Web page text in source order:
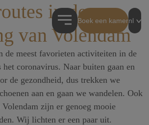
Boek een kamernl
in de
van Volendam
de meest favorieten activiteiten in de
coronavirus. Naar buiten gaan en
de gezondheid, dus trekken we
aan en gaan we wandelen. Ook
zijn er genoeg mooie
Wij lichten er een paar uit.